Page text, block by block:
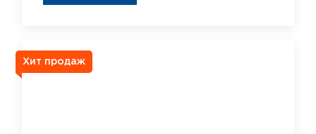
Хит продаж